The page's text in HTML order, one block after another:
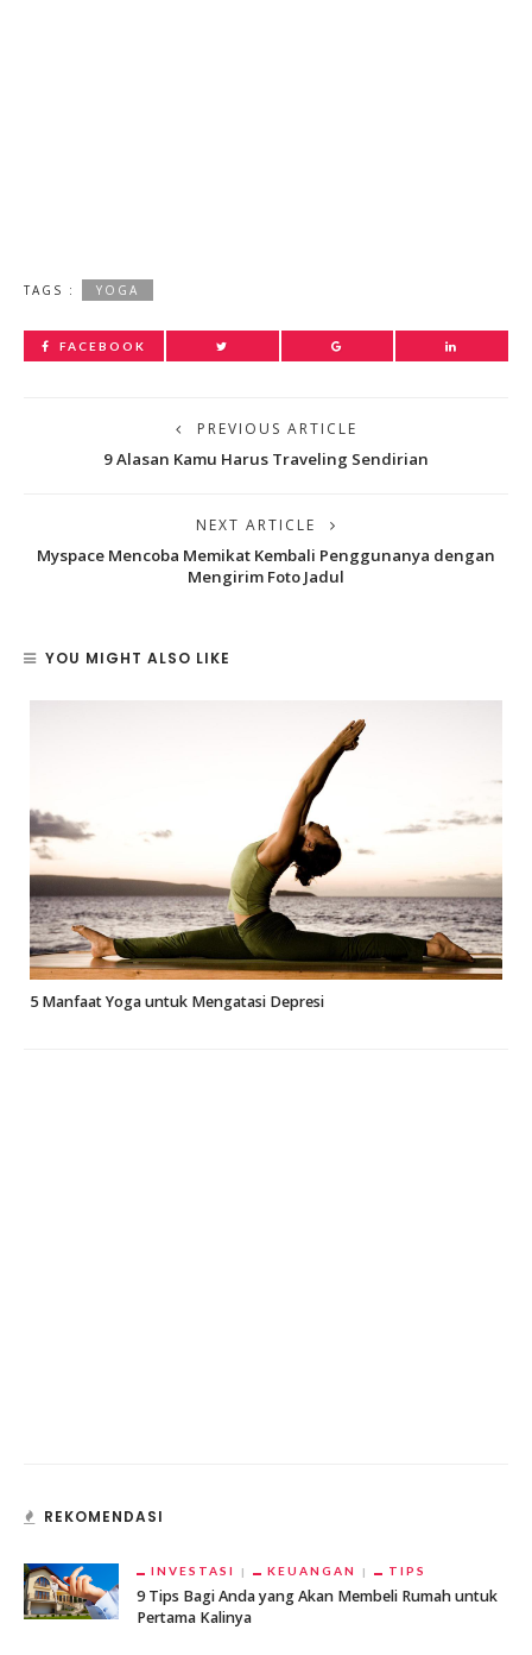
TAGS : YOGA
FACEBOOK
PREVIOUS ARTICLE
9 Alasan Kamu Harus Traveling Sendirian
NEXT ARTICLE
Myspace Mencoba Memikat Kembali Penggunanya dengan
Mengirim Foto Jadul
YOU MIGHT ALSO LIKE
5 Manfaat Yoga untuk Mengatasi Depresi
REKOMENDASI
INVESTASI KEUANGAN TIPS
9 Tips Bagi Anda yang Akan Membeli Rumah untuk
Pertama Kalinya